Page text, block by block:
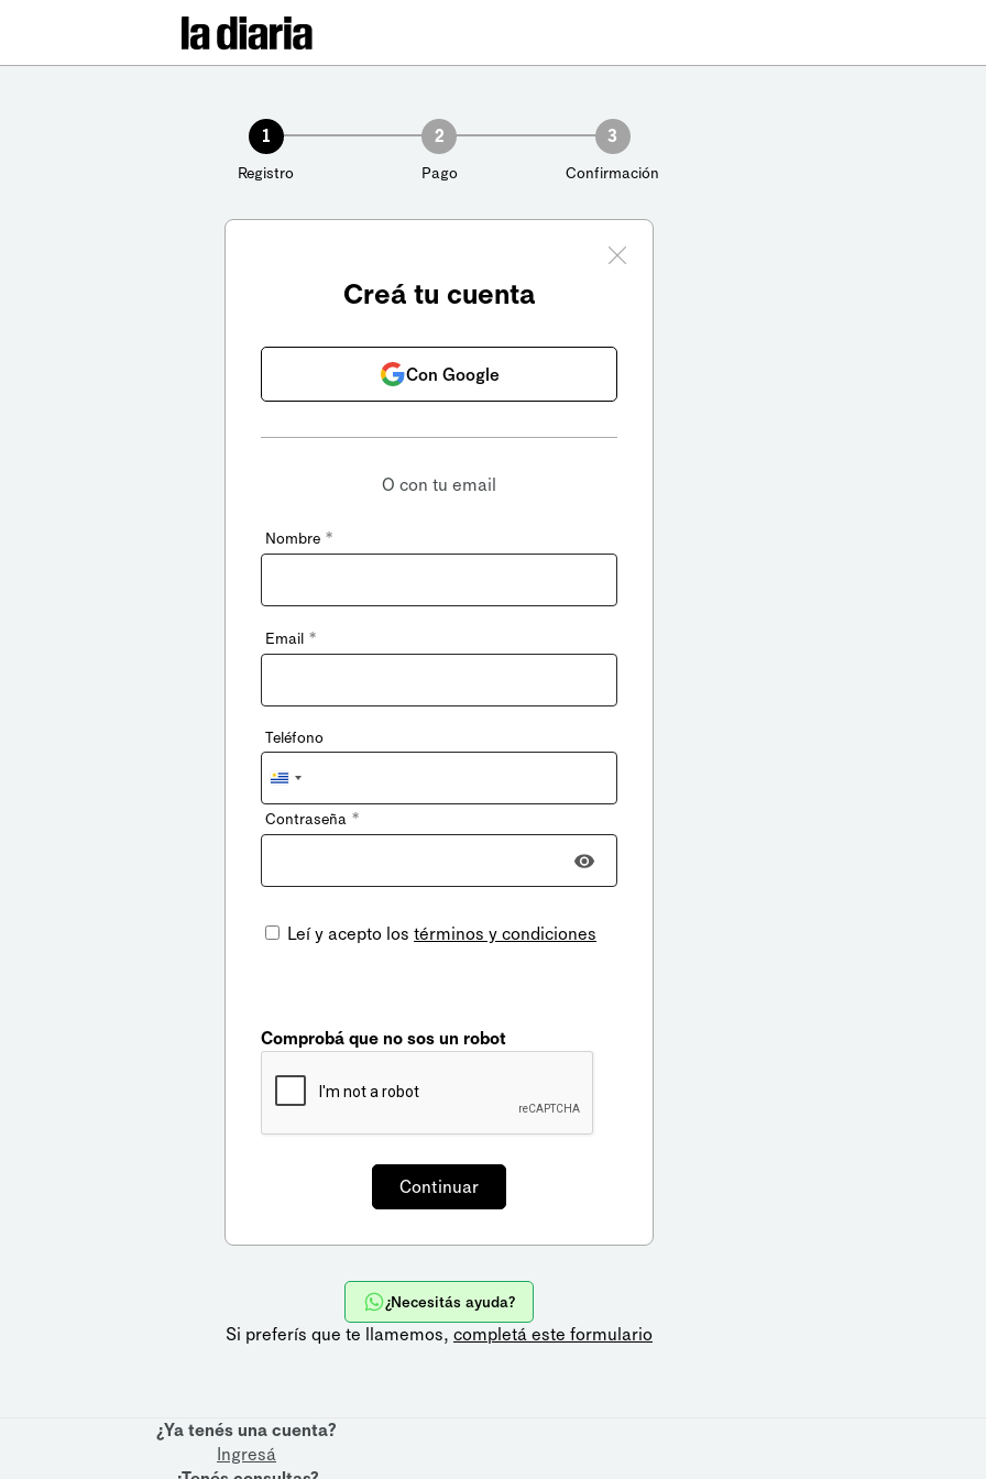
1
Registro
2
Pago
3
Confirmación
Creá tu cuenta
Con Google
O con tu email
Nombre *
Email *
Teléfono
Uruguay
+598
Contraseña *
Leí y acepto los términos y condiciones
Comprobá que no sos un robot
¿Necesitás ayuda?
Si preferís que te llamemos, completá este formulario
¿Ya tenés una cuenta?
Ingresá